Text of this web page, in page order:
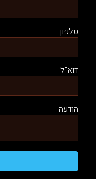
טלפון
דוא"ל
הודעה